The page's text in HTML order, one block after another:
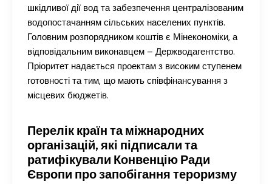
шкідливої дії вод та забезпечення централізованим
водопостачанням сільських населених пунктів.
Головним розпорядником коштів є Мінекономіки, а
відповідальним виконавцем – Держводагентство.
Пріоритет надається проектам з високим ступенем
готовності та тим, що мають співфінансування з
місцевих бюджетів.
Перелік країн та міжнародних
організацій, які підписали та
ратифікували Конвенцію Ради
Європи про запобігання тероризму